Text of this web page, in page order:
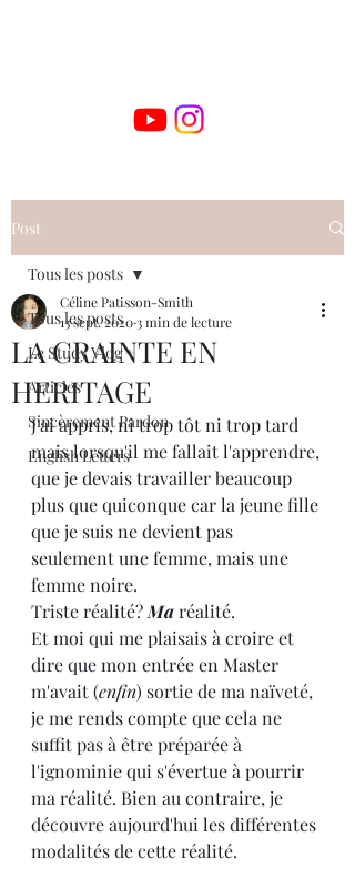
Post
Tous les posts
Le Study Vlog +
Articles
Sincèrement Pardon
English Letters
Tous les posts
LA CRAINTE EN
HERITAGE
Céline Patisson-Smith
13 sept. 20203 min de lecture
J'ai appris, ni trop tôt ni trop tard
mais lorsqu'il me fallait l'apprendre,
que je devais travailler beaucoup
plus que quiconque car la jeune fille
que je suis ne devient pas
seulement une femme, mais une
femme noire.
Triste réalité? Ma réalité.
Et moi qui me plaisais à croire et
dire que mon entrée en Master
m'avait (enfin) sortie de ma naïveté,
je me rends compte que cela ne
suffit pas à être préparée à
l'ignominie qui s'évertue à pourrir
ma réalité. Bien au contraire, je
découvre aujourd'hui les différentes
modalités de cette réalité.